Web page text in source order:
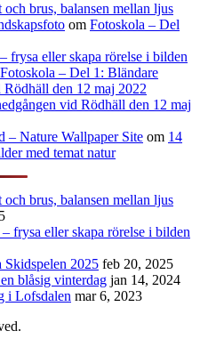
brus, balansen mellan ljus
om Fotoskola – Del
frysa eller skapa rörelse i bilden
Fotoskola – Del 1: Bländare
Rödhäll den 12 maj 2022
vid Rödhäll den 12 maj
Nature Wallpaper Site om 14
med temat natur
brus, balansen mellan ljus
frysa eller skapa rörelse i bilden
Skidspelen 2025 feb 20, 2025
blåsig vinterdag jan 14, 2024
i Lofsdalen mar 6, 2023